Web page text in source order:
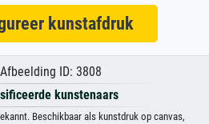
kunstafdruk
ID: 3808
kunstenaars
Beschikbaar als kunstdruk op canvas,